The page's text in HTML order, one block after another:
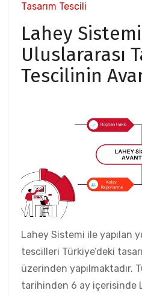
Tasarım Tescili
Lahey
Uluslararası
Tescilinin
Lahey Sistemi ile yapılan
tescilleri Türkiye’deki
üzerinden yapılmaktadır.
tarihinden 6 ay içerisinde